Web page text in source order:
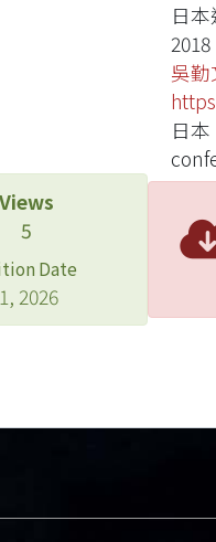
日
2018
吳勤
日
Views
5
Date
2026